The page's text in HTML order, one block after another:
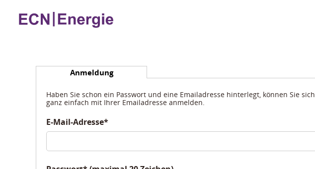
Anmeldung
Haben Sie schon ein Passwort und eine Emailadresse hinterlegt, können Sie sich
ganz einfach mit Ihrer Emailadresse anmelden.
E-Mail-Adresse*